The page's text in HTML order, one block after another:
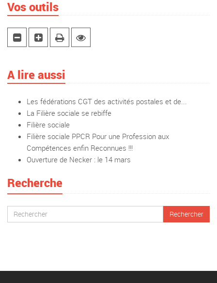
Vos outils
A lire aussi
Les fédérations CGT des activités postales et de...
La Filière sociale se rebiffe
Filière sociale
Filière sociale PPCR Pour une Profession aux
Compétences enfin Reconnues !!!
Ouverture de Necker : le 14 mars
Recherche